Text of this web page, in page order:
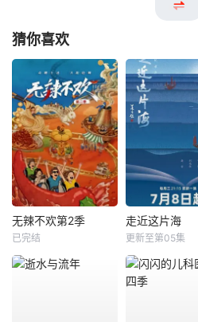
猜你喜欢
无辣不欢第2季
已完结
走近这片海
更新至第05集